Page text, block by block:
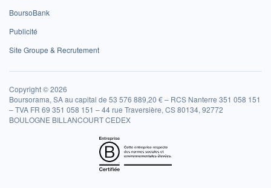
BoursoBank
Publicité
Site Groupe & Recrutement
Copyright © 2026
Boursorama, SA au capital de 53 576 889,20 € – RCS Nanterre 351 058 151
– TVA FR 69 351 058 151 – 44 rue Traversière, CS 80134, 92772
BOULOGNE BILLANCOURT CEDEX